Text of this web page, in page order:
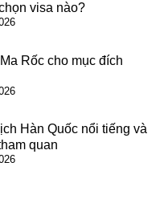
visa nào?
Rốc cho mục đích
Hàn Quốc nổi tiếng và
quan